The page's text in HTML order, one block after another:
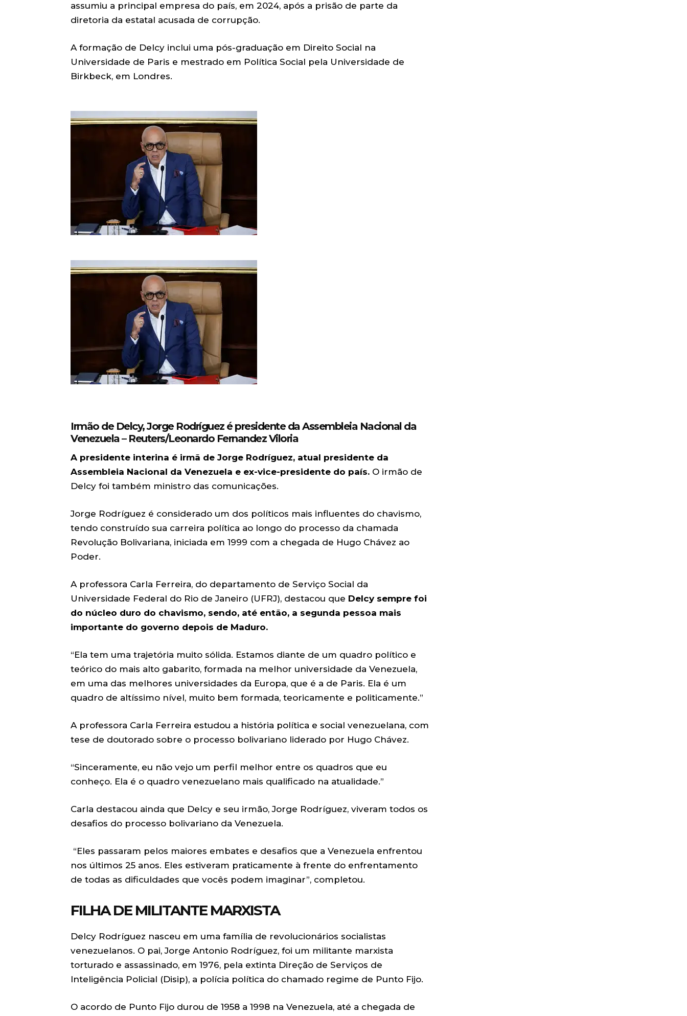
assumiu a principal empresa do país, em 2024, após a prisão de parte da
diretoria da estatal acusada de corrupção.
A formação de Delcy inclui uma pós-graduação em Direito Social na
Universidade de Paris e mestrado em Política Social pela Universidade de
Birkbeck, em Londres.
Irmão de Delcy, Jorge Rodríguez é presidente da Assembleia Nacional da
Venezuela – Reuters/Leonardo Fernandez Viloria
A presidente interina é irmã de Jorge Rodríguez, atual presidente da
Assembleia Nacional da Venezuela e ex-vice-presidente do país. O irmão de
Delcy foi também ministro das comunicações.
Jorge Rodríguez é considerado um dos políticos mais influentes do chavismo,
tendo construído sua carreira política ao longo do processo da chamada
Revolução Bolivariana, iniciada em 1999 com a chegada de Hugo Chávez ao
Poder.
A professora Carla Ferreira, do departamento de Serviço Social da
Universidade Federal do Rio de Janeiro (UFRJ), destacou que Delcy sempre foi
do núcleo duro do chavismo, sendo, até então, a segunda pessoa mais
importante do governo depois de Maduro.
“Ela tem uma trajetória muito sólida. Estamos diante de um quadro político e
teórico do mais alto gabarito, formada na melhor universidade da Venezuela,
em uma das melhores universidades da Europa, que é a de Paris. Ela é um
quadro de altíssimo nível, muito bem formada, teoricamente e politicamente.”
A professora Carla Ferreira estudou a história política e social venezuelana, com
tese de doutorado sobre o processo bolivariano liderado por Hugo Chávez.
“Sinceramente, eu não vejo um perfil melhor entre os quadros que eu
conheço. Ela é o quadro venezuelano mais qualificado na atualidade.”
Carla destacou ainda que Delcy e seu irmão, Jorge Rodríguez, viveram todos os
desafios do processo bolivariano da Venezuela.
“Eles passaram pelos maiores embates e desafios que a Venezuela enfrentou
nos últimos 25 anos. Eles estiveram praticamente à frente do enfrentamento
de todas as dificuldades que vocês podem imaginar”, completou.
FILHA DE MILITANTE MARXISTA
Delcy Rodríguez nasceu em uma família de revolucionários socialistas
venezuelanos. O pai, Jorge Antonio Rodríguez, foi um militante marxista
torturado e assassinado, em 1976, pela extinta Direção de Serviços de
Inteligência Policial (Disip), a polícia política do chamado regime de Punto Fijo.
O acordo de Punto Fijo durou de 1958 a 1998 na Venezuela, até a chegada de